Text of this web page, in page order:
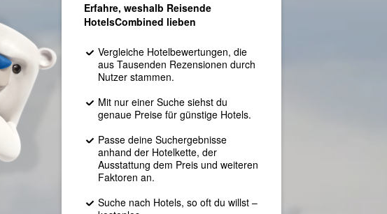
Erfahre, weshalb Reisende
HotelsCombined lieben
Vergleiche Hotelbewertungen, die
aus Tausenden Rezensionen durch
Nutzer stammen.
Mit nur einer Suche siehst du
genaue Preise für günstige Hotels.
Passe deine Suchergebnisse
anhand der Hotelkette, der
Ausstattung dem Preis und weiteren
Faktoren an.
Suche nach Hotels, so oft du willst –